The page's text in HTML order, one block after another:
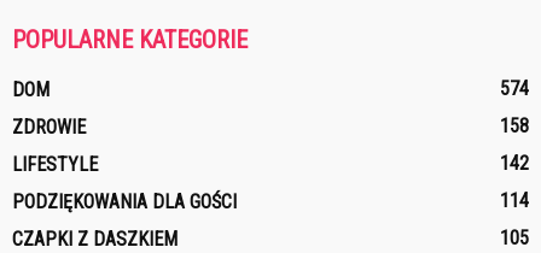
POPULARNE KATEGORIE
DOM
574
ZDROWIE
158
LIFESTYLE
142
PODZIĘKOWANIA DLA GOŚCI
114
CZAPKI Z DASZKIEM
105